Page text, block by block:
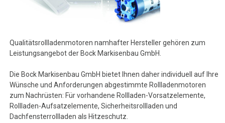
Qualitätsrollladenmotoren namhafter Hersteller gehören zum
Leistungsangebot der Bock Markisenbau GmbH.
Die Bock Markisenbau GmbH bietet Ihnen daher individuell auf Ihre
Wünsche und Anforderungen abgestimmte Rollladenmotoren
zum Nachrüsten: Für vorhandene Rollladen-Vorsatzelemente,
Rollladen-Aufsatzelemente, Sicherheitsrollladen und
Dachfensterrollladen als Hitzeschutz.